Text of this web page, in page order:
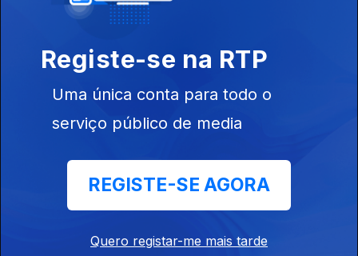
Registe-se na RTP
Uma única conta para todo o
serviço público de media
REGISTE-SE AGORA
Quero registar-me mais tarde